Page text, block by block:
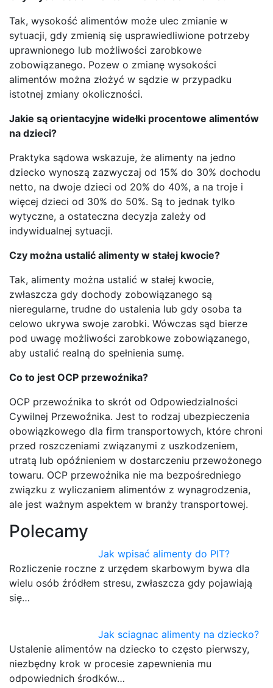
Tak, wysokość alimentów może ulec zmianie w
sytuacji, gdy zmienią się usprawiedliwione potrzeby
uprawnionego lub możliwości zarobkowe
zobowiązanego. Pozew o zmianę wysokości
alimentów można złożyć w sądzie w przypadku
istotnej zmiany okoliczności.
Jakie są orientacyjne widełki procentowe alimentów
na dzieci?
Praktyka sądowa wskazuje, że alimenty na jedno
dziecko wynoszą zazwyczaj od 15% do 30% dochodu
netto, na dwoje dzieci od 20% do 40%, a na troje i
więcej dzieci od 30% do 50%. Są to jednak tylko
wytyczne, a ostateczna decyzja zależy od
indywidualnej sytuacji.
Czy można ustalić alimenty w stałej kwocie?
Tak, alimenty można ustalić w stałej kwocie,
zwłaszcza gdy dochody zobowiązanego są
nieregularne, trudne do ustalenia lub gdy osoba ta
celowo ukrywa swoje zarobki. Wówczas sąd bierze
pod uwagę możliwości zarobkowe zobowiązanego,
aby ustalić realną do spełnienia sumę.
Co to jest OCP przewoźnika?
OCP przewoźnika to skrót od Odpowiedzialności
Cywilnej Przewoźnika. Jest to rodzaj ubezpieczenia
obowiązkowego dla firm transportowych, które chroni
przed roszczeniami związanymi z uszkodzeniem,
utratą lub opóźnieniem w dostarczeniu przewożonego
towaru. OCP przewoźnika nie ma bezpośredniego
związku z wyliczaniem alimentów z wynagrodzenia,
ale jest ważnym aspektem w branży transportowej.
Polecamy
Jak wpisać alimenty do PIT?
Rozliczenie roczne z urzędem skarbowym bywa dla
wielu osób źródłem stresu, zwłaszcza gdy pojawiają
się…
Jak sciagnac alimenty na dziecko?
Ustalenie alimentów na dziecko to często pierwszy,
niezbędny krok w procesie zapewnienia mu
odpowiednich środków…